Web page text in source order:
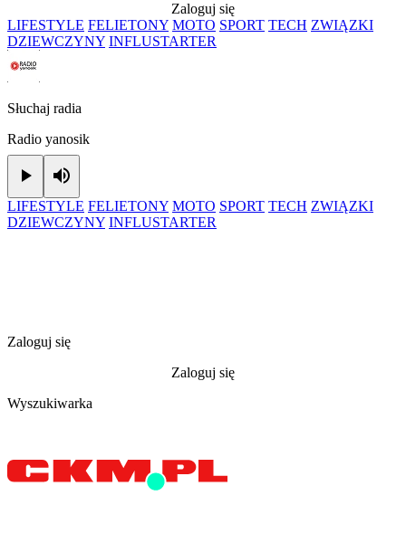
Zaloguj się
LIFESTYLE FELIETONY MOTO SPORT TECH ZWIĄZKI
DZIEWCZYNY INFLUSTARTER
Słuchaj radia
Radio yanosik
Play
LIFESTYLE FELIETONY MOTO SPORT TECH ZWIĄZKI
DZIEWCZYNY INFLUSTARTER
Zaloguj się
Zaloguj się
Wyszukiwarka